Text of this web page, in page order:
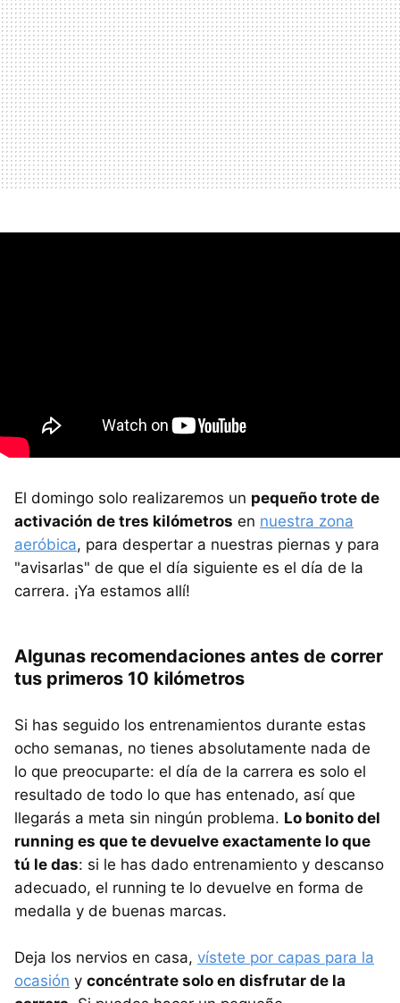
El domingo solo realizaremos un pequeño trote de
activación de tres kilómetros en nuestra zona
aeróbica, para despertar a nuestras piernas y para
"avisarlas" de que el día siguiente es el día de la
carrera. ¡Ya estamos allí!
Algunas recomendaciones antes de correr
tus primeros 10 kilómetros
Si has seguido los entrenamientos durante estas
ocho semanas, no tienes absolutamente nada de
lo que preocuparte: el día de la carrera es solo el
resultado de todo lo que has entenado, así que
llegarás a meta sin ningún problema. Lo bonito del
running es que te devuelve exactamente lo que
tú le das: si le has dado entrenamiento y descanso
adecuado, el running te lo devuelve en forma de
medalla y de buenas marcas.
Deja los nervios en casa, vístete por capas para la
ocasión y concéntrate solo en disfrutar de la